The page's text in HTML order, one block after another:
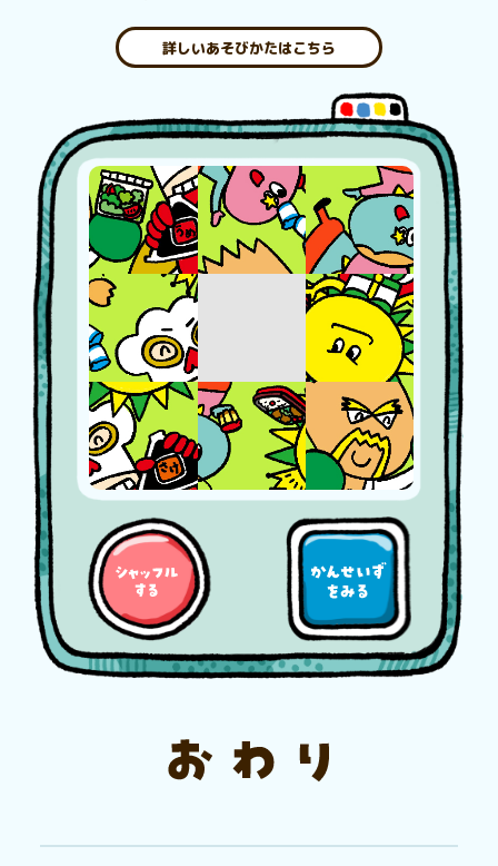
詳しいあそびかたはこちら